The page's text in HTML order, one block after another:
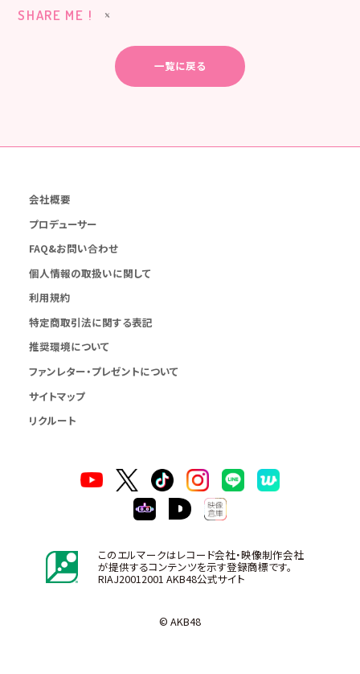
SHARE ME !
一覧に戻る
会社概要
プロデューサー
FAQ&お問い合わせ
個人情報の取扱いに関して
利用規約
特定商取引法に関する表記
推奨環境について
ファンレター・プレゼントについて
サイトマップ
リクルート
このエルマークはレコード会社・映像制作会社
が提供するコンテンツを示す登録商標です。
RIAJ20012001 AKB48公式サイト
© AKB48